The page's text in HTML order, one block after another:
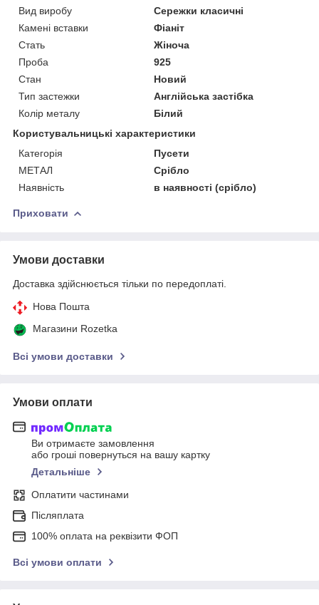
Вид виробу
Сережки класичні
Камені вставки
Фіаніт
Стать
Жіноча
Проба
925
Стан
Новий
Тип застежки
Англійська застібка
Колір металу
Білий
Користувальницькі характеристики
Категорія
Пусети
МЕТАЛ
Срібло
Наявність
в наявності (срібло)
Приховати
Умови доставки
Доставка здійснюється тільки по передоплаті.
Нова Пошта
Магазини Rozetka
Всі умови доставки
Умови оплати
Ви отримаєте замовлення
або гроші повернуться на вашу картку
Детальніше
Оплатити частинами
Післяплата
100% оплата на реквізити ФОП
Всі умови оплати